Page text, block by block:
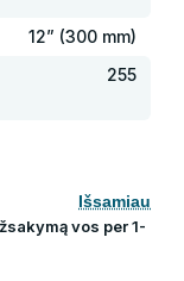
12” (300 mm)
255
Išsamiau
vos per 1-